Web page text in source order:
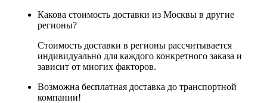
Какова стоимость доставки из Москвы в другие
регионы?
Стоимость доставки в регионы рассчитывается
индивидуально для каждого конкретного заказа и
зависит от многих факторов.
Возможна бесплатная доставка до транспортной
компании!